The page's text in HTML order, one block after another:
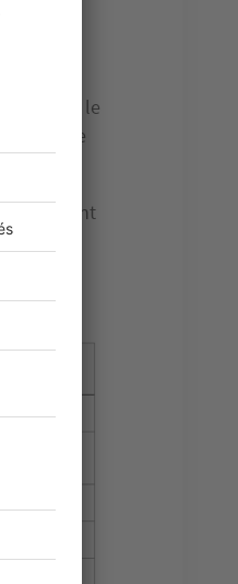
?
est le
de